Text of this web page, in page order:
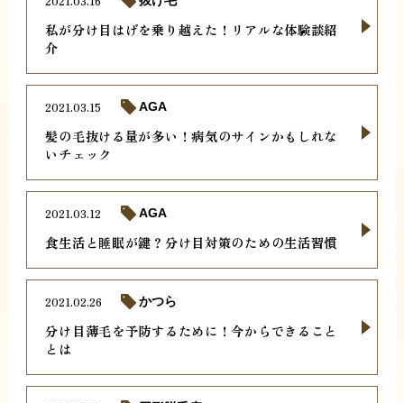
私が分け目はげを乗り越えた！リアルな体験談紹
介
髪の毛抜ける量が多い！病気のサインかもしれな
いチェック
2021.03.15 AGA
食生活と睡眠が鍵？分け目対策のための生活習慣
2021.03.12 AGA
分け目薄毛を予防するために！今からできること
とは
2021.02.26 かつら